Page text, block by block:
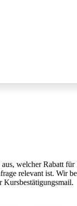
welcher Rabatt für
relevant ist. Wir
Kursbestätigungsmail.